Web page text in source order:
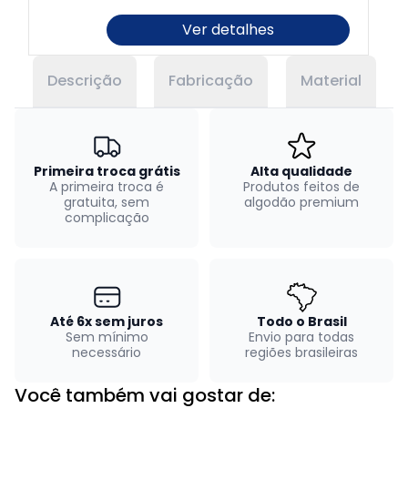
Ver detalhes
Descrição Fabricação Material
Primeira troca grátis
A primeira troca é
gratuita, sem
complicação
Alta qualidade
Produtos feitos de
algodão premium
Até 6x sem juros
Sem mínimo
necessário
Todo o Brasil
Envio para todas
regiões brasileiras
Você também vai gostar de: